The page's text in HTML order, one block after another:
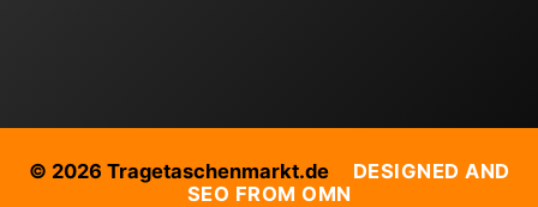
© 2026 Tragetaschenmarkt.de DESIGNED AND
SEO FROM OMN